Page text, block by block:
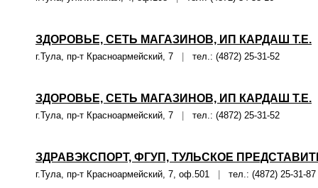
ЗДОРОВЬЕ, СЕТЬ МАГАЗИНОВ, ИП КАРДАШ Т.Е.
г.Тула, пр-т Красноармейский, 7 тел.: (4872) 25-31-52
ЗДОРОВЬЕ, СЕТЬ МАГАЗИНОВ, ИП КАРДАШ Т.Е.
г.Тула, пр-т Красноармейский, 7 тел.: (4872) 25-31-52
ЗДРАВЭКСПОРТ, ФГУП, ТУЛЬСКОЕ
г.Тула, пр-т Красноармейский, 7, оф.501 тел.: (4872) 25-31-87